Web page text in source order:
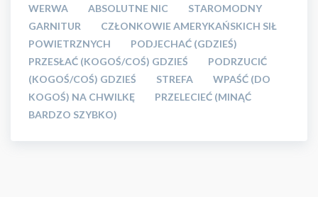
WERWA
ABSOLUTNE NIC
STAROMODNY
GARNITUR
CZŁONKOWIE AMERYKAŃSKICH SIŁ
POWIETRZNYCH
PODJECHAĆ (GDZIEŚ)
PRZESŁAĆ (KOGOŚ/COŚ) GDZIEŚ
PODRZUCIĆ
(KOGOŚ/COŚ) GDZIEŚ
STREFA
WPAŚĆ (DO
KOGOŚ) NA CHWILKĘ
PRZELECIEĆ (MINĄĆ
BARDZO SZYBKO)